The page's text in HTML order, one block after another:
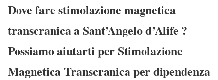
Dove fare stimolazione magnetica
transcranica a Sant’Angelo d’Alife ?
Possiamo aiutarti per Stimolazione
Magnetica Transcranica per dipendenza